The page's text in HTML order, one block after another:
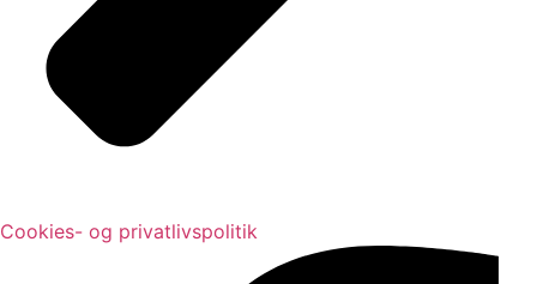
Cookies- og privatlivspolitik